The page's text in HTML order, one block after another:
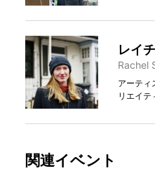
レイ
Rachel
アーティ
リエイテ
関連イベント